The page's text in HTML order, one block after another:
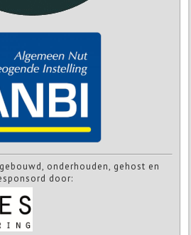
onderhouden, gehost en
door: